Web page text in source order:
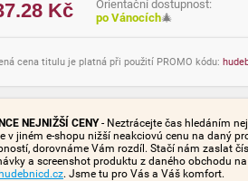
Kč
Orientační dostupnost:
po Vánocích🎄
cena titulu je platná při použití PROMO kódu:
NEJNIŽŠÍ CENY- Neztrácejte čas hledáním
v jiném e-shopu nižší neakciovú cenu na daný
dorovnáme Vám rozdíl. Stačí nám zaslat
a screenshot produktu z daného obchodu
. Jsme tu pro Vás a Váš komfort.